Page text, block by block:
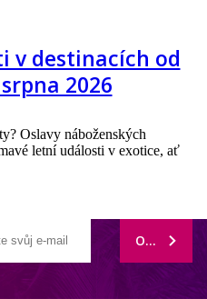
v destinacích od
2026
Oslavy náboženských
letní události v exotice, ať
ODEBÍRAT